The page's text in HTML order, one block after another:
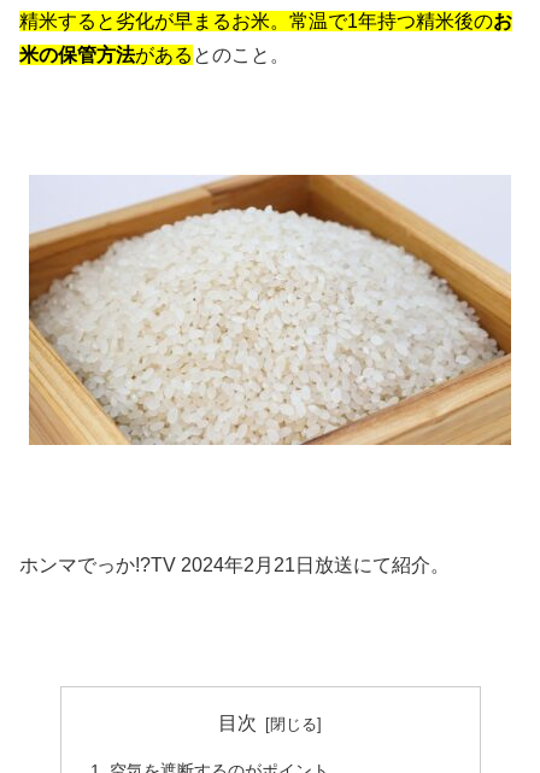
精米すると劣化が早まるお米。常温で1年持つ精米後のお
米の保管方法がある とのこと。
ホンマでっか!?TV 2024年2月21日放送にて紹介。
目次